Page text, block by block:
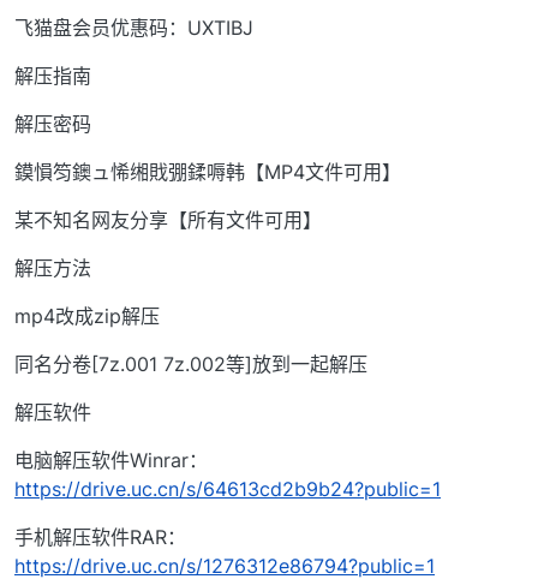
飞猫盘会员优惠码：UXTIBJ
解压指南
解压密码
鏌愪笉鐭ュ悕缃戝弸鍒嗕韩【MP4文件可用】
某不知名网友分享【所有文件可用】
解压方法
mp4改成zip解压
同名分卷[7z.001 7z.002等]放到一起解压
解压软件
电脑解压软件Winrar：
https://drive.uc.cn/s/64613cd2b9b24?public=1
手机解压软件RAR：
https://drive.uc.cn/s/1276312e86794?public=1